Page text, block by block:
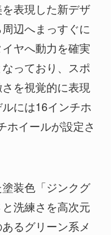
表現した新デザ
辺へまっすぐに
ヤへ動力を確実
っており、スポ
を視覚的に表現
には16インチホ
ホイールが設定さ
装色「ジンクグ
洗練さを高次元
るグリーン系メ